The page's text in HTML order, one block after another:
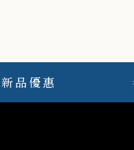
新品優惠